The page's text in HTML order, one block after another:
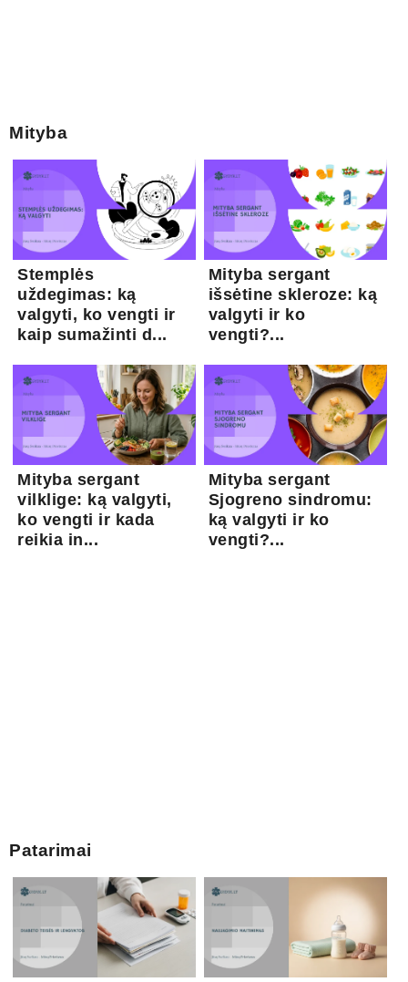
Mityba
Stemplės
uždegimas: ką
valgyti, ko vengti ir
kaip sumažinti d...
Mityba sergant
išsėtine skleroze: ką
valgyti ir ko
vengti?...
Mityba sergant
vilklige: ką valgyti,
ko vengti ir kada
reikia in...
Mityba sergant
Sjogreno sindromu:
ką valgyti ir ko
vengti?...
Patarimai